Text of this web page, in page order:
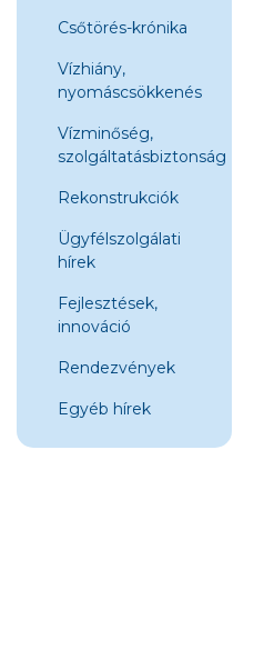
Csőtörés-krónika
Vízhiány,
nyomáscsökkenés
Vízminőség,
szolgáltatásbiztonság
Rekonstrukciók
Ügyfélszolgálati
hírek
Fejlesztések,
innováció
Rendezvények
Egyéb hírek